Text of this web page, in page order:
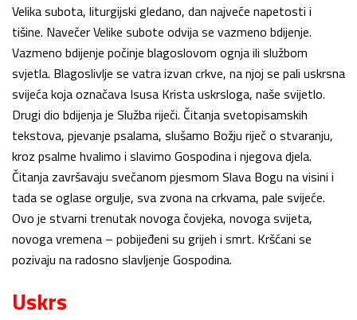
Velika subota, liturgijski gledano, dan najveće napetosti i
tišine. Navečer Velike subote odvija se vazmeno bdijenje.
Vazmeno bdijenje počinje blagoslovom ognja ili službom
svjetla. Blagoslivlje se vatra izvan crkve, na njoj se pali uskrsna
svijeća koja označava Isusa Krista uskrsloga, naše svijetlo.
Drugi dio bdijenja je Služba riječi. Čitanja svetopisamskih
tekstova, pjevanje psalama, slušamo Božju riječ o stvaranju,
kroz psalme hvalimo i slavimo Gospodina i njegova djela.
Čitanja završavaju svečanom pjesmom Slava Bogu na visini i
tada se oglase orgulje, sva zvona na crkvama, pale svijeće.
Ovo je stvarni trenutak novoga čovjeka, novoga svijeta,
novoga vremena – pobijeđeni su grijeh i smrt. Kršćani se
pozivaju na radosno slavljenje Gospodina.
Uskrs